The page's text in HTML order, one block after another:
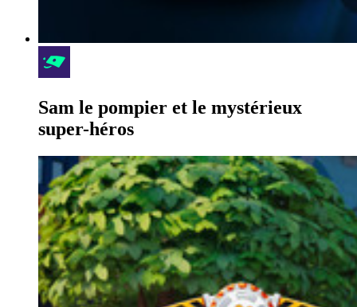
Sam le pompier et le mystérieux
super-héros